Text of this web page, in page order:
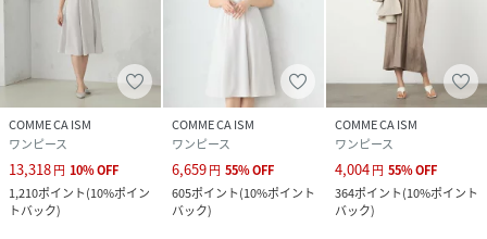
COMME CA ISM
ワンピース
13,318円 10%OFF
1,210ポイント(10%ポイン
トバック)
COMME CA ISM
ワンピース
6,659円 55%OFF
605ポイント(10%ポイント
バック)
COMME CA ISM
ワンピース
4,004円 55%OFF
364ポイント(10%ポイント
バック)